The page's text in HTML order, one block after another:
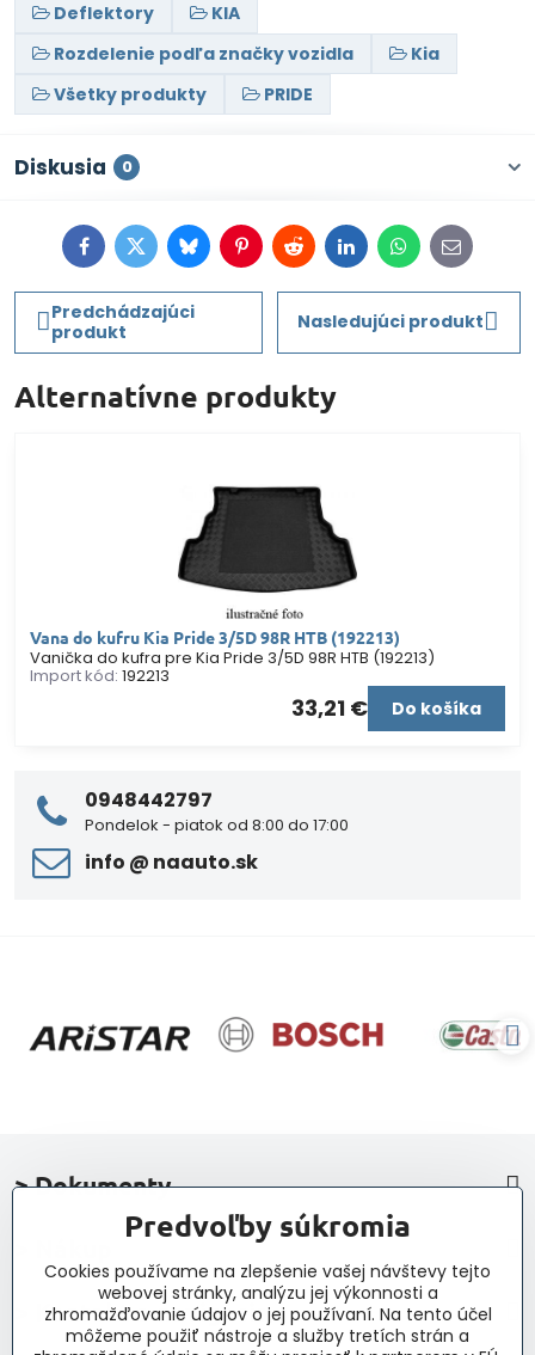
Deflektory
KIA
Rozdelenie podľa značky vozidla
Kia
Všetky produkty
PRIDE
Diskusia 0
FacebookTwitterBlueskyPinterestRedditLinkedInWhatsApp
E-
mail
Predchádzajúci
produkt
Nasledujúci produkt
Alternatívne produkty
Vana do kufru Kia Pride 3/5D 98R HTB (192213)
Vanička do kufra pre Kia Pride 3/5D 98R HTB (192213)
Import kód: 192213
33,21 € Do košíka
0948442797
Pondelok - piatok od 8:00 do 17:00
info ​@ naauto​.sk
> Dokumenty
> Kontakt a navigácia
Predvoľby súkromia
Cookies používame na zlepšenie vašej návštevy tejto
webovej stránky, analýzu jej výkonnosti a
zhromažďovanie údajov o jej používaní. Na tento účel
môžeme použiť nástroje a služby tretích strán a